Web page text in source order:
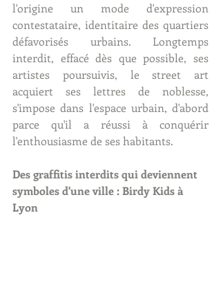
l'origine un mode d'expression
contestataire, identitaire des quartiers
défavorisés urbains. Longtemps
interdit, effacé dès que possible, ses
artistes poursuivis, le street art
acquiert ses lettres de noblesse,
s'impose dans l'espace urbain, d'abord
parce qu'il a réussi à conquérir
l'enthousiasme de ses habitants.
Des graffitis interdits qui deviennent
symboles d'une ville : Birdy Kids à
Lyon